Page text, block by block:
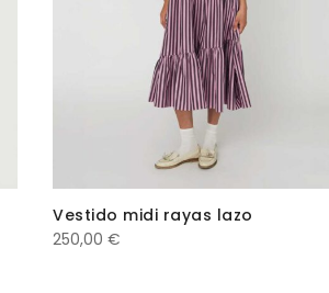
Vestido midi rayas lazo
250,00 €